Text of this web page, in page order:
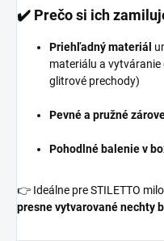
✔️ Prečo si ich
Priehľadný materiál
materiálu a vytváranie
glitrové prechody)
Pevné a pružné
Pohodlné balenie v
👉 Ideálne pre STILETTO
presne vytvarované nechty